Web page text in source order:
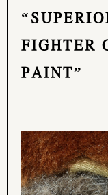
FIGHTER
PAINT”